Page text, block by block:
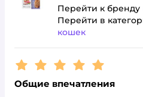
Перейти к бренду
Перейти в
кошек
Рейтинг:5
Общие впечатления